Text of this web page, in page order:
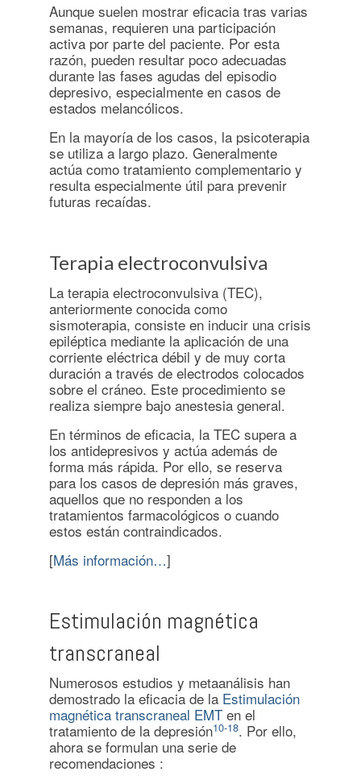
Aunque suelen mostrar eficacia tras varias
semanas, requieren una participación
activa por parte del paciente. Por esta
razón, pueden resultar poco adecuadas
durante las fases agudas del episodio
depresivo, especialmente en casos de
estados melancólicos.
En la mayoría de los casos, la psicoterapia
se utiliza a largo plazo. Generalmente
actúa como tratamiento complementario y
resulta especialmente útil para prevenir
futuras recaídas.
Terapia electroconvulsiva
La terapia electroconvulsiva (TEC),
anteriormente conocida como
sismoterapia, consiste en inducir una crisis
epiléptica mediante la aplicación de una
corriente eléctrica débil y de muy corta
duración a través de electrodos colocados
sobre el cráneo. Este procedimiento se
realiza siempre bajo anestesia general.
En términos de eficacia, la TEC supera a
los antidepresivos y actúa además de
forma más rápida. Por ello, se reserva
para los casos de depresión más graves,
aquellos que no responden a los
tratamientos farmacológicos o cuando
estos están contraindicados.
[Más información…]
Estimulación magnética
transcraneal
Numerosos estudios y metaanálisis han
demostrado la eficacia de la Estimulación
magnética transcraneal EMT en el
tratamiento de la depresión10-18. Por ello,
ahora se formulan una serie de
recomendaciones :